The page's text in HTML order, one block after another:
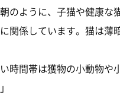
朝のように、子猫や健康
関係しています。猫は薄
時間帯は獲物の小動物や